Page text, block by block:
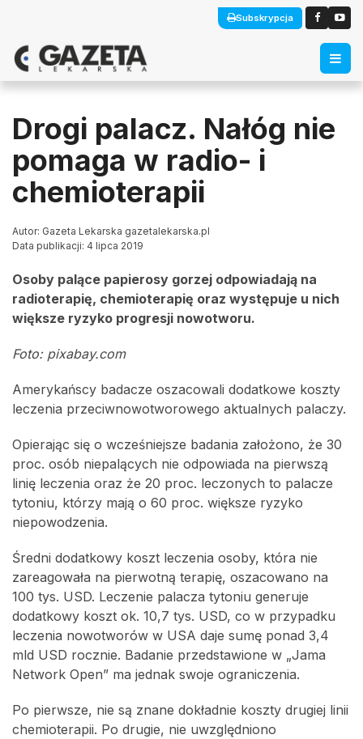
Subskrypcja
Drogi palacz. Nałóg nie
pomaga w radio- i
chemioterapii
Autor: Gazeta Lekarska gazetalekarska.pl
Data publikacji: 4 lipca 2019
Osoby palące papierosy gorzej odpowiadają na
radioterapię, chemioterapię oraz występuje u nich
większe ryzyko progresji nowotworu.
Foto: pixabay.com
Amerykańscy badacze oszacowali dodatkowe koszty
leczenia przeciwnowotworowego aktualnych palaczy.
Opierając się o wcześniejsze badania założono, że 30
proc. osób niepalących nie odpowiada na pierwszą
linię leczenia oraz że 20 proc. leczonych to palacze
tytoniu, którzy mają o 60 proc. większe ryzyko
niepowodzenia.
Średni dodatkowy koszt leczenia osoby, która nie
zareagowała na pierwotną terapię, oszacowano na
100 tys. USD. Leczenie palacza tytoniu generuje
dodatkowy koszt ok. 10,7 tys. USD, co w przypadku
leczenia nowotworów w USA daje sumę ponad 3,4
mld USD rocznie. Badanie przedstawione w „Jama
Network Open” ma jednak swoje ograniczenia.
Po pierwsze, nie są znane dokładnie koszty drugiej linii
chemioterapii. Po drugie, nie uwzględniono